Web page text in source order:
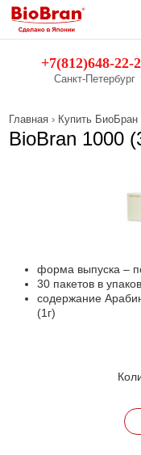
+7(812)648-22-
Санкт-Петербург
Главная › Купить БиоБран
BioBran 1000
форма выпуска –
30 пакетов в
содержание
(1г)